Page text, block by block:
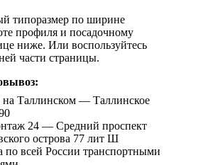
типоразмер по ширине
профиля и посадочному
ниже. Или воспользуйтесь
части страницы.
на Таллинском — Таллинское
24 — Средний проспект
острова 77 лит Ш
по всей России транспортными